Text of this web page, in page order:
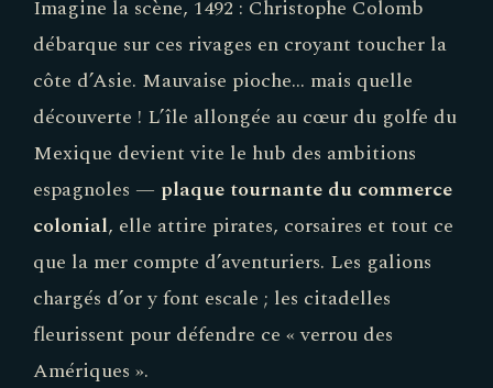
Imagine la scène, 1492 : Christophe Colomb
débarque sur ces rivages en croyant toucher la
côte d’Asie. Mauvaise pioche… mais quelle
découverte ! L’île allongée au cœur du golfe du
Mexique devient vite le hub des ambitions
espagnoles — plaque tournante du commerce
colonial, elle attire pirates, corsaires et tout ce
que la mer compte d’aventuriers. Les galions
chargés d’or y font escale ; les citadelles
fleurissent pour défendre ce « verrou des
Amériques ».